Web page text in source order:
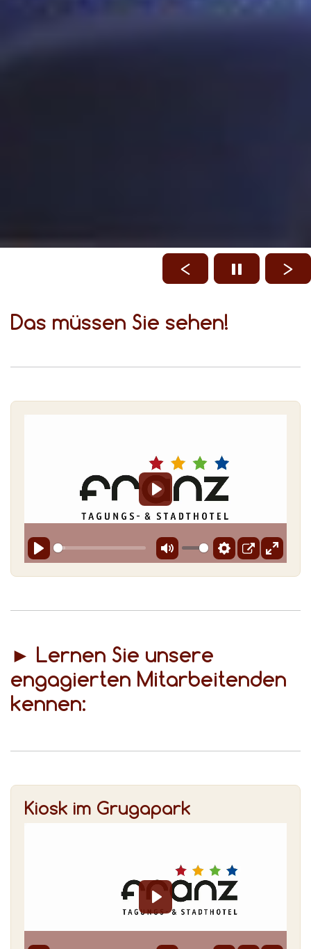
Das müssen Sie sehen!
► Lernen Sie unsere
engagierten Mitarbeitenden
kennen:
Kiosk im Grugapark